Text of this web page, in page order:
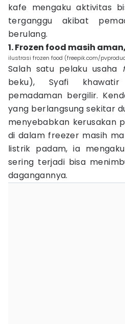
kafe mengaku aktivitas
terganggu akibat
berulang.
1. Frozen food masih
ilustrasi frozen food (freepik.com/
Salah satu pelaku usaha
beku), Syafi
pemadaman bergilir.
yang berlangsung sekitar
menyebabkan kerusakan
di dalam freezer masih
listrik padam, ia
sering terjadi bisa
dagangannya.